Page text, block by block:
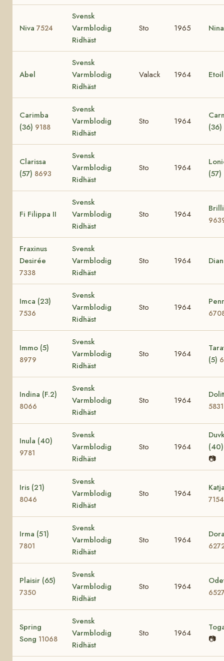
Niva 7524
Svensk
Varmblodig
Ridhäst
Sto 1965
Abel
Svensk
Varmblodig
Ridhäst
Valack 1964
Carimba
(36) 9188
Svensk
Varmblodig
Ridhäst
Sto 1964
(36)
Clarissa
(57) 8693
Svensk
Varmblodig
Ridhäst
Sto 1964
(57)
Fi Filippa II
Svensk
Varmblodig
Ridhäst
Sto 1964
Fraxinus
Desirée
7338
Svensk
Varmblodig
Ridhäst
Sto 1964
Imca (23)
7536
Svensk
Varmblodig
Ridhäst
Sto 1964
Immo (5)
8979
Svensk
Varmblodig
Ridhäst
Sto 1964
(5)
Indina (F.2)
8066
Svensk
Varmblodig
Ridhäst
Sto 1964
5831
Inula (40)
9781
Svensk
Varmblodig
Ridhäst
Sto 1964
📷
Iris (21)
8046
Svensk
Varmblodig
Ridhäst
Sto 1964
7154
Irma (51)
7801
Svensk
Varmblodig
Ridhäst
Sto 1964
Plaisir (65)
7350
Svensk
Varmblodig
Ridhäst
Sto 1964
Spring
Song 11068
Svensk
Varmblodig
Ridhäst
Sto 1964
📷